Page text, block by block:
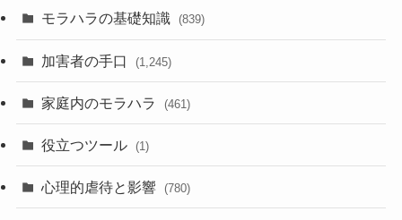
モラハラの基礎知識 (839)
加害者の手口 (1,245)
家庭内のモラハラ (461)
役立つツール (1)
心理的虐待と影響 (780)